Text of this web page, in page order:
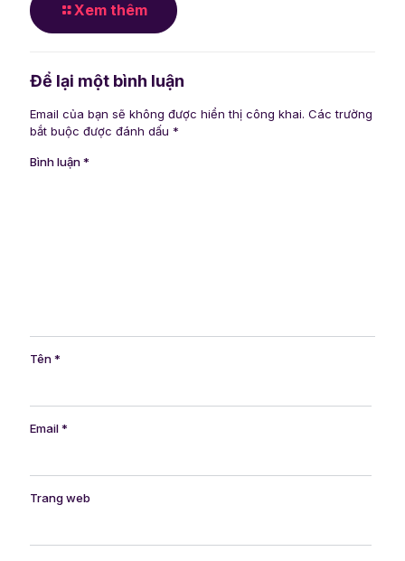
Xem thêm
Để lại một bình luận
Email của bạn sẽ không được hiển thị công khai. Các trường
bắt buộc được đánh dấu *
Bình luận*
Tên*
Email*
Trang web